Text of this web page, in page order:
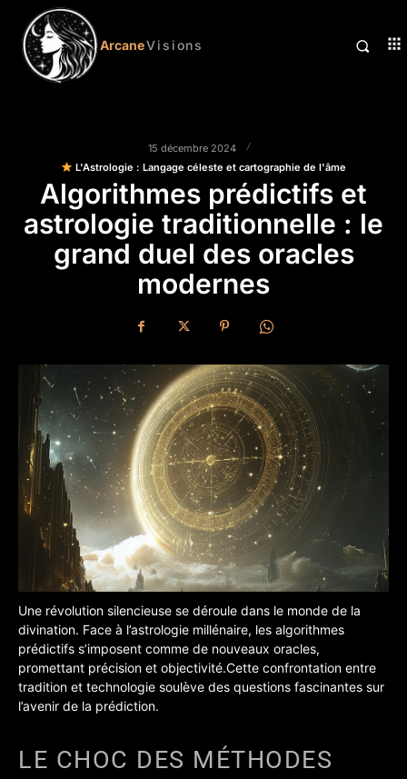
ArcaneVisions
15 décembre 2024
L'Astrologie : Langage céleste et cartographie de l'âme
Algorithmes prédictifs et
astrologie traditionnelle : le
grand duel des oracles
modernes
Une révolution silencieuse se déroule dans le monde de la
divination. Face à l’astrologie millénaire, les algorithmes
prédictifs s’imposent comme de nouveaux oracles,
promettant précision et objectivité.Cette confrontation entre
tradition et technologie soulève des questions fascinantes sur
l’avenir de la prédiction.
LE CHOC DES MÉTHODES